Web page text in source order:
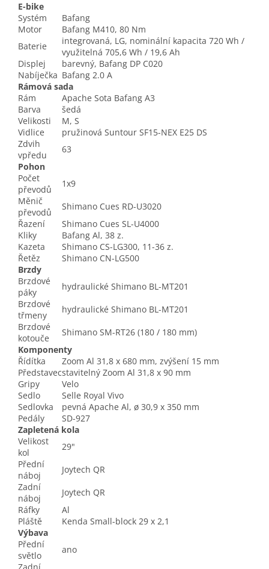
E-bike
Systém
Bafang
Motor
Bafang M410, 80 Nm
Baterie
integrovaná, LG, nominální kapacita 720 Wh /
využitelná 705,6 Wh / 19,6 Ah
Displej
barevný, Bafang DP C020
Nabíječka Bafang 2.0 A
Rámová sada
Rám
Apache Sota Bafang A3
Barva
šedá
Velikosti
M, S
Vidlice
pružinová Suntour SF15-NEX E25 DS
Zdvih
vpředu
63
Pohon
Počet
převodů
1x9
Měnič
převodů
Shimano Cues RD-U3020
Řazení
Shimano Cues SL-U4000
Kliky
Bafang Al, 38 z.
Kazeta
Shimano CS-LG300, 11-36 z.
Řetěz
Shimano CN-LG500
Brzdy
Brzdové
páky
hydraulické Shimano BL-MT201
Brzdové
třmeny
hydraulické Shimano BL-MT201
Brzdové
kotouče
Shimano SM-RT26 (180 / 180 mm)
Komponenty
Řídítka
Zoom Al 31,8 x 680 mm, zvýšení 15 mm
Představecstavitelný Zoom Al 31,8 x 90 mm
Gripy
Velo
Sedlo
Selle Royal Vivo
Sedlovka
pevná Apache Al, ø 30,9 x 350 mm
Pedály
SD-927
Zapletená kola
Velikost
kol
29"
Přední
náboj
Joytech QR
Zadní
náboj
Joytech QR
Ráfky
Al
Pláště
Kenda Small-block 29 x 2,1
Výbava
Přední
světlo
ano